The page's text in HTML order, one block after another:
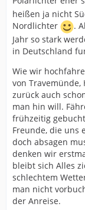
heißen ja nicht
Nordlichter
.
Jahr so stark
in Deutschland
Wie wir
von Travemünde,
zurück auch
man hin will.
frühzeitig
Freunde, die uns
doch absagen
denken wir
bleibt sich Alles
schlechtem
man nicht
der Anreise.